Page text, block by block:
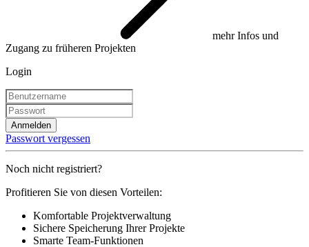
mehr Infos und
Zugang zu früheren Projekten
Login
Anmelden
Passwort vergessen
Noch nicht registriert?
Profitieren Sie von diesen Vorteilen:
Komfortable Projektverwaltung
Sichere Speicherung Ihrer Projekte
Smarte Team-Funktionen